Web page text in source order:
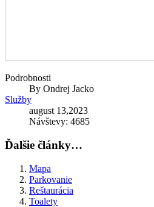
Podrobnosti
By Ondrej Jacko
Služby
august 13,2023
Návštevy: 4685
Ďalšie články…
Mapa
Parkovanie
Reštaurácia
Toalety